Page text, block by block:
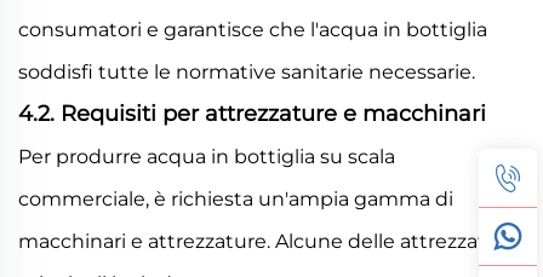
consumatori e garantisce che l'acqua in bottiglia
soddisfi tutte le normative sanitarie necessarie.
4.2. Requisiti per attrezzature e macchinari
Per produrre acqua in bottiglia su scala
commerciale, è richiesta un'ampia gamma di
macchinari e attrezzature. Alcune delle attrezzature